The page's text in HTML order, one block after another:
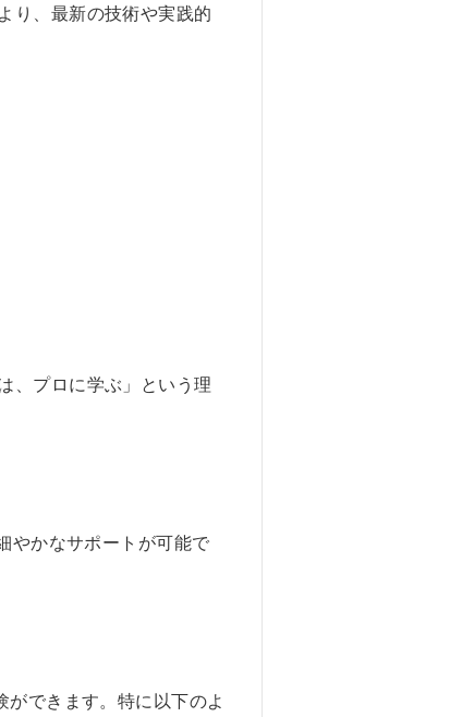
り、最新の技術や実践的
、プロに学ぶ」という理
やかなサポートが可能で
できます。特に以下のよ